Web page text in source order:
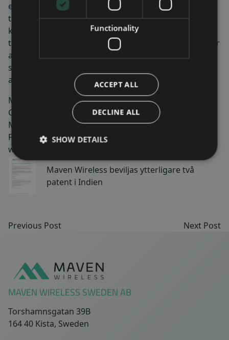
enastående prestanda. Produkterna säkerställer
trådlös täckning för såväl kritiska tjänster som
konsumenttjänster och används i tunnlar, tåg,
tunnelbanor, arenor, byggnader och mer. Vi brinner för
att göra samhället och våra kunders och
slutanvändares liv bättre, enklare och säkrare genom
att leverera 100% trådlös täckning.
Maven Wireless är noterat på Nasdaq First North
Growth Market och aktien handlas med kortnamn
MAVEN. FNCA Sweden AB är utsedd Certified Adviser.
För mer information, vänligen gå till:
www.mavenwireless.com
Maven Wireless beviljas ytterligare två
patent i Indien
Previous Post Next Post
MAVEN WIRELESS SWEDEN AB
Torshamnsgatan 39B
164 40 Kista, Sweden
Functionality
ACCEPT ALL
DECLINE ALL
SHOW DETAILS